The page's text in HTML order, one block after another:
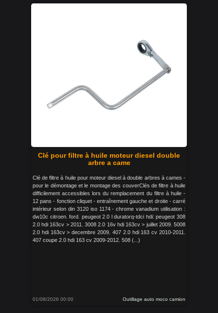
Clé pour filtre à huile moteur diesel double
arbre a came
Clé de filtre à huile pour moteur diesel à double arbres à cames -
pour le démontage et le montage des couverClés de filtre à huile
difficilement accessibles lors du remplacement du filtre à huile -
12 pans - fonction cliquet - entraînement gauche et droite - carré
intérieur selon din 3120 iso 1174 - chrome vanadium utilisation :
dw10c citroen. ford. peugeot 2.0 l duratorq-tdci hdi: peugeot 308
2.0 hdi 163cv > 2011. 3008 2.0 16v hdi 163cv > juillet 2009. 5008
2.0 hdi 163cv > decembre 2009. 407 2.0 hdi 163 cv 2010-2011.
407 coupe 2.0 hdi 163 cv 2009-2012. 508 (...)
01/08/2026 00:00 Outillage auto moco camion